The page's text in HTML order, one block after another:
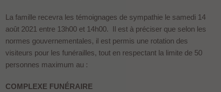
La famille recevra les témoignages de sympathie le samedi 14
août 2021 entre 13h00 et 14h00. Il est à préciser que selon les
normes gouvernementales, il est permis une rotation des
visiteurs pour les funérailles, tout en respectant la limite de 50
personnes maximum au :
COMPLEXE FUNÉRAIRE